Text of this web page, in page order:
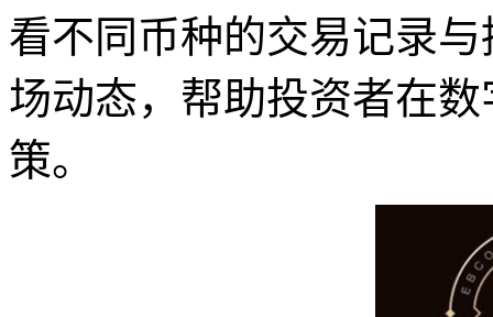
看不同币种的交易记录
场动态，帮助投资者在
策。